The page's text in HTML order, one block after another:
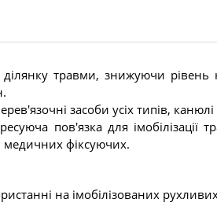
травми, знижуючи рівень
засоби усіх типів,
пов'язка для
медичних фіксуючих.
на імобілізованих